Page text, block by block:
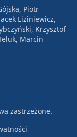
Piotr
Liziniewicz,
Krzysztof
Marcin
zastrzeżone.